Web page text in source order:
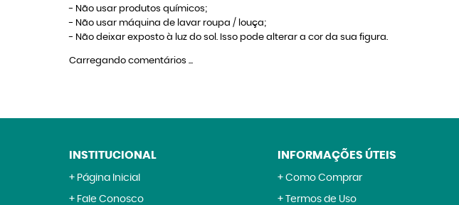
- Não usar produtos químicos;
- Não usar máquina de lavar roupa / louça;
- Não deixar exposto à luz do sol. Isso pode alterar a cor da sua figura.
Carregando comentários ...
INSTITUCIONAL
Página Inicial
Fale Conosco
INFORMAÇÕES ÚTEIS
Como Comprar
Termos de Uso